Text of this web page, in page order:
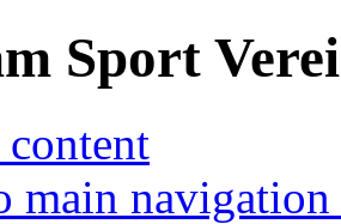
Sport
main